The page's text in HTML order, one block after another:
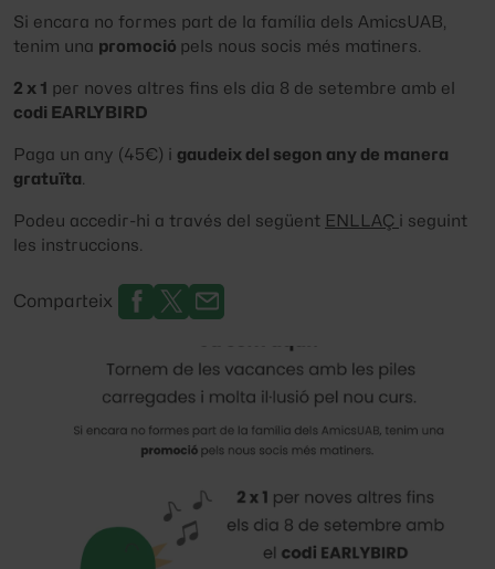
Si encara no formes part de la família dels AmicsUAB,
tenim una promoció pels nous socis més matiners.
2 x 1 per noves altres fins els dia 8 de setembre amb el
codi EARLYBIRD
Paga un any (45€) i gaudeix del segon any de manera
gratuïta
Podeu accedir-hi a través del següent ENLLAÇ i seguint
les instruccions.
Comparteix